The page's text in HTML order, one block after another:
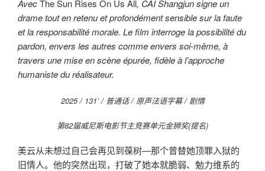
AvecThe Sun Rises On Us All, CAI Shangjun signe un
drame tout en retenu et profondément sensible sur la faute
et la responsabilité morale. Le film interroge la possibilité du
pardon, envers les autres comme envers soi-même, à
travers une mise en scène épurée, fidèle à l’approche
humaniste du réalisateur.
2025 / 131’ / 普通话 / 原声法语字幕 / 剧情
第82届威尼斯电影节主竞赛单元金狮奖(提名)
美云从未想过自己会再见到葆树—那个曾替她顶罪入狱的
旧情人。他的突然出现，打破了她本就脆弱、勉力维系的